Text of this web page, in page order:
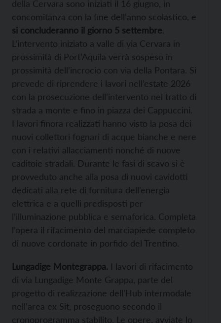
della Cervara sono iniziati il 16 giugno, in
concomitanza con la fine dell’anno scolastico, e
si concluderanno il giorno 5 settembre.
L’intervento iniziato a valle di via Cervara in
prossimità di Port’Aquila verrà sospeso in
prossimità dell’incrocio con via della Pontara. Si
prevede di riprendere i lavori nell’estate 2026
con la prosecuzione dell’intervento nel tratto di
strada a monte e fino in piazza dei Cappuccini.
I lavori finora realizzati hanno visto la posa dei
nuovi collettori fognari di acque bianche e nere
con i relativi allacciamenti nonché di nuove
caditoie stradali. Durante le fasi di scavo si è
provveduto anche alla posa di nuovi cavidotti
dedicati alla rete di fornitura dell’energia
elettrica e a quelli predisposti per
l’illuminazione pubblica e semaforica. Completa
l’opera il rifacimento del marciapiede completo
di nuove cordonate in porfido del Trentino.
Lungadige Montegrappa. I lavori di rifacimento
di via Lungadige Monte Grappa, parte del
progetto di realizzazione dell’Hub intermodale
nell’area ex Sit, proseguono secondo il
cronoprogramma stabilito. Le opere, avviate lo